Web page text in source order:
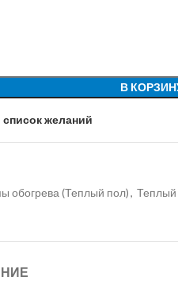
В
желаний
обогрева (Теплый пол),